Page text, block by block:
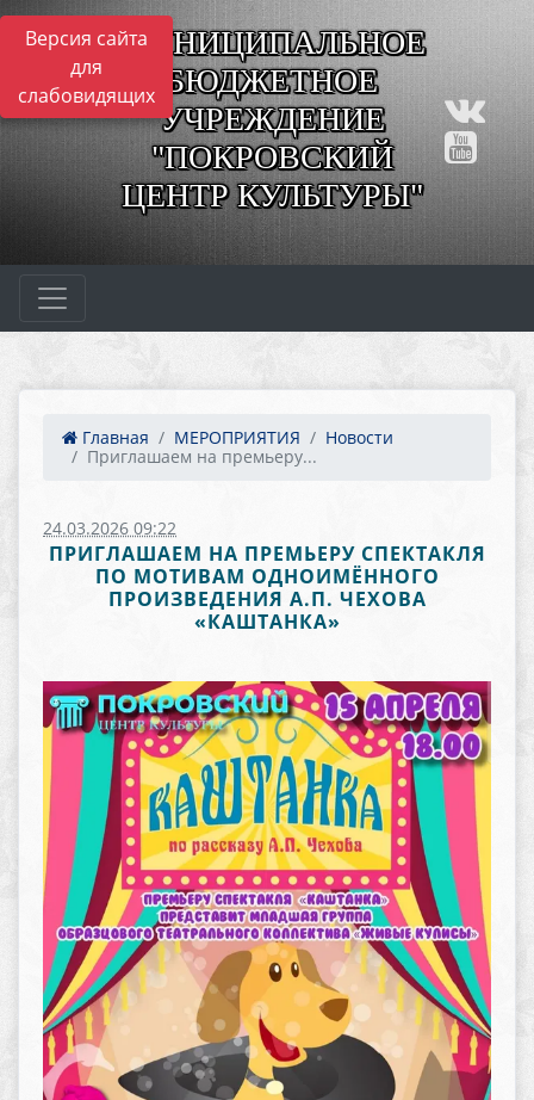
Версия сайта
для
слабовидящих
МУНИЦИПАЛЬНОЕ
БЮДЖЕТНОЕ
УЧРЕЖДЕНИЕ
"ПОКРОВСКИЙ
ЦЕНТР КУЛЬТУРЫ"
Главная МЕРОПРИЯТИЯ
Новости
Приглашаем на премьеру...
24.03.2026 09:22
ПРИГЛАШАЕМ НА ПРЕМЬЕРУ СПЕКТАКЛЯ
ПО МОТИВАМ ОДНОИМЁННОГО
ПРОИЗВЕДЕНИЯ А.П. ЧЕХОВА
«КАШТАНКА»